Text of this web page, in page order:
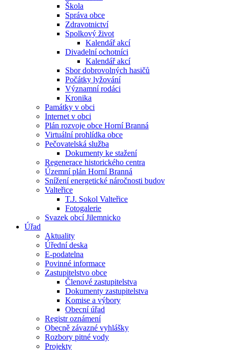
Škola
Správa obce
Zdravotnictví
Spolkový život
Kalendář akcí
Divadelní ochotníci
Kalendář akcí
Sbor dobrovolných hasičů
Počátky lyžování
Významní rodáci
Kronika
Památky v obci
Internet v obci
Plán rozvoje obce Horní Branná
Virtuální prohlídka obce
Pečovatelská služba
Dokumenty ke stažení
Regenerace historického centra
Územní plán Horní Branná
Snížení energetické náročnosti budov
Valteřice
T.J. Sokol Valteřice
Fotogalerie
Svazek obcí Jilemnicko
Úřad
Aktuality
Úřední deska
E-podatelna
Povinné informace
Zastupitelstvo obce
Členové zastupitelstva
Dokumenty zastupitelstva
Komise a výbory
Obecní úřad
Registr oznámení
Obecně závazné vyhlášky
Rozbory pitné vody
Projekty